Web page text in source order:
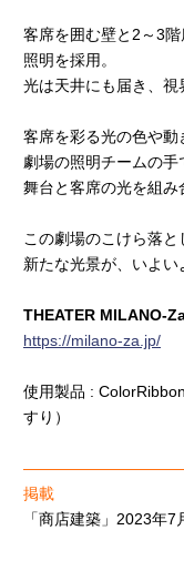
客席を囲む壁と2～3
照明を採用。
光は天井にも届き、視
客席を彩る光の色や動
劇場の照明チームの手
舞台と客席の光を組み
この劇場のこけら落と
新たな光景が、いよい
THEATER MILANO-
https://milano-za.jp/
使用製品 :
すり）
掲載
「商店建築」2023年